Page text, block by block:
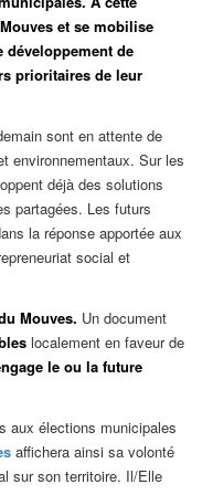
et se mobilise
développement de
prioritaires de leur
sont en attente de
environnementaux. Sur les
déjà des solutions
partagées. Les futurs
la réponse apportée aux
social et
Mouves. Un document
localement en faveur de
le ou la future
aux élections municipales
affichera ainsi sa volonté
sur son territoire. Il/Elle